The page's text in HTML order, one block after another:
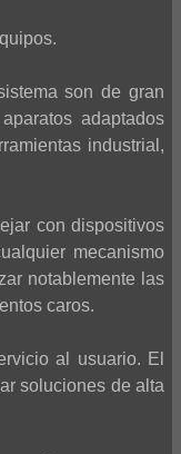
son de gran
adaptados
industrial,
con dispositivos
mecanismo
notablemente las
caros.
al usuario. El
soluciones de alta